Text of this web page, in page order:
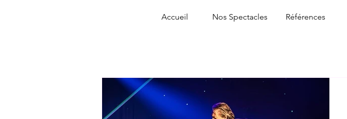
Accueil Nos Spectacles Références